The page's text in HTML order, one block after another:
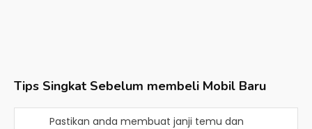
Tips Singkat Sebelum membeli Mobil Baru
Pastikan anda membuat janji temu dan